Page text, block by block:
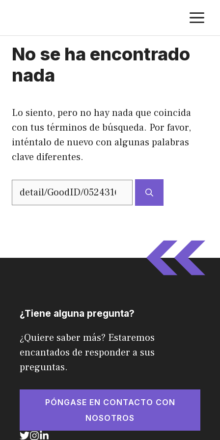
contenido
No se ha encontrado
nada
Lo siento, pero no hay nada que coincida
con tus términos de búsqueda. Por favor,
inténtalo de nuevo con algunas palabras
clave diferentes.
Buscar:
¿Tiene alguna pregunta?
¿Quiere saber más? Estaremos
encantados de responder a sus
preguntas.
PÓNGASE EN CONTACTO CON
NOSOTROS